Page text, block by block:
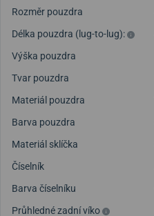
Rozměr pouzdra
Délka pouzdra (lug-to-lug):
Výška pouzdra
Tvar pouzdra
Materiál pouzdra
Barva pouzdra
Materiál sklíčka
Číselník
Barva číselníku
Průhledné zadní víko